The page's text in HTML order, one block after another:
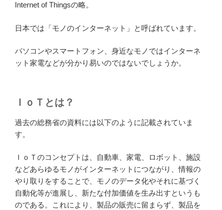
Internet of Thingsの略。
日本では「モノのインターネット」と呼ばれています。
パソコンやスマートフォン、身近なモノではインターネ
ット家電などが分かり易いのではないでしょうか。
ＩｏＴとは？
過去の総務省の資料には以下のように記載されていま
す。
ＩｏＴのコンセプトは、自動車、家電、ロボット、施設
などあらゆるモノがインターネットにつながり、情報の
やり取りをすることで、モノのデータ化やそれに基づく
自動化等が進展し、新たな付加価値を生み出すというも
のである。これにより、製品の販売に留まらず、製品を